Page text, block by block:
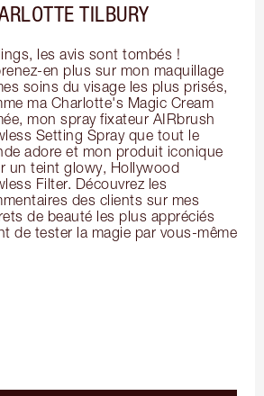
TILBURY
les avis sont tombés !
en plus sur mon maquillage
soins du visage les plus prisés,
ma Charlotte's Magic Cream
mon spray fixateur AIRbrush
Setting Spray que tout le
adore et mon produit iconique
un teint glowy, Hollywood
Filter. Découvrez les
des clients sur mes
de beauté les plus appréciés
de tester la magie par vous-même